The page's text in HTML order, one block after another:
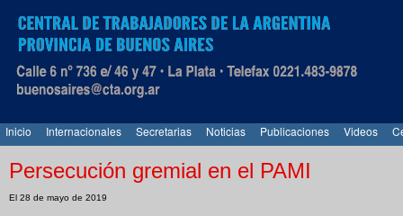
Inicio Internacionales Secretarias Noticias Publicaciones Videos
Persecución gremial en el PAMI
El 28 de mayo de 2019